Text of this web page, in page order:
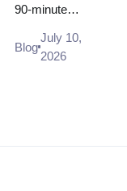
(BER):
Minimum
Connection
90-minute
connection
times, but BER
Blog
July 10,
2026